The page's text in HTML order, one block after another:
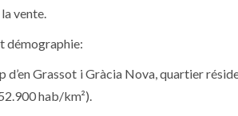
vente.
démographie:
d’en Grassot i Gràcia Nova, quartier
hab/km²).